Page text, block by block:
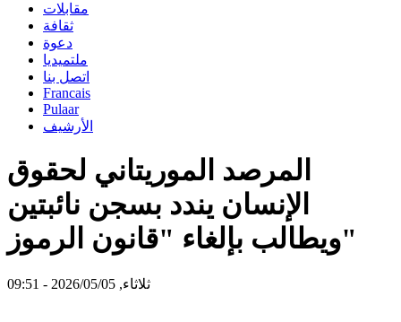
مقابلات
ثقافة
دعوة
ملتميديا
اتصل بنا
Francais
Pulaar
الأرشيف
المرصد الموريتاني لحقوق
الإنسان يندد بسجن نائبتين
ويطالب بإلغاء "قانون الرموز"
ثلاثاء, 2026/05/05 - 09:51